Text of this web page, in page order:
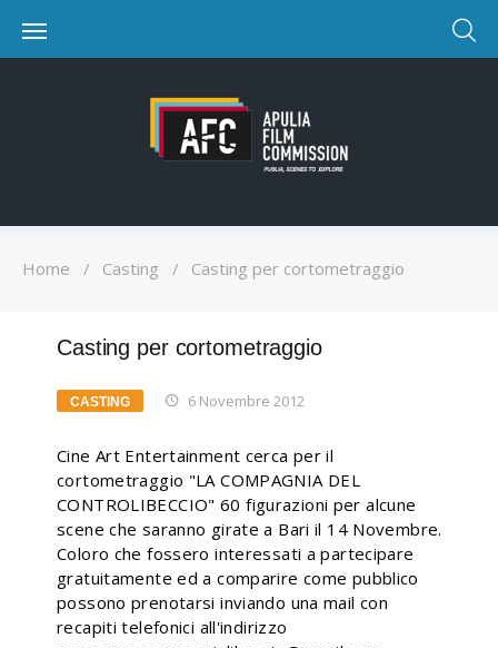
Home / Casting / Casting per cortometraggio
Casting per cortometraggio
CASTING 6 Novembre 2012
Cine Art Entertainment cerca per il
cortometraggio "LA COMPAGNIA DEL
CONTROLIBECCIO" 60 figurazioni per alcune
scene che saranno girate a Bari il 14 Novembre.
Coloro che fossero interessati a partecipare
gratuitamente ed a comparire come pubblico
possono prenotarsi inviando una mail con
recapiti telefonici all'indirizzo